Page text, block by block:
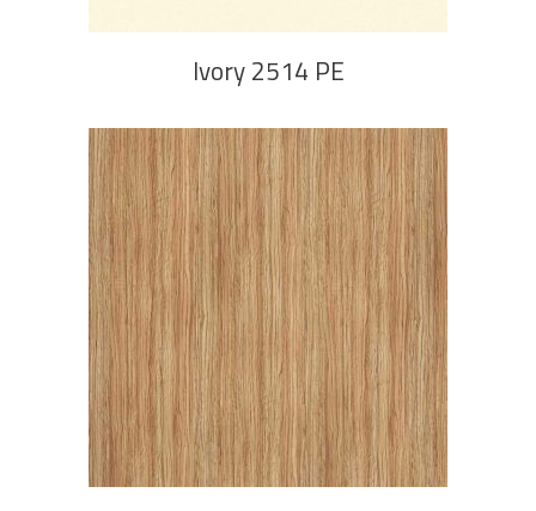
Ivory 2514 PE
PROČITAJ VIŠE